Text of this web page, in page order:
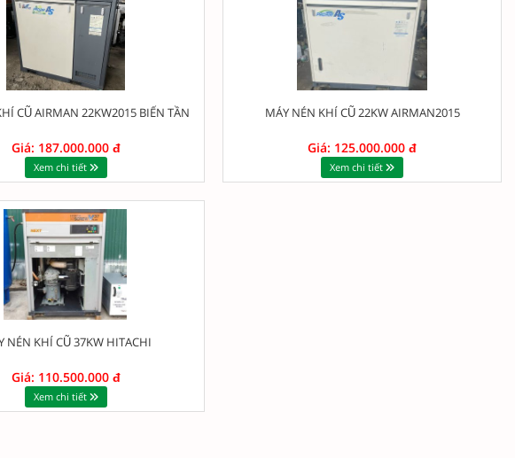
CŨ AIRMAN 22KW2015 BIẾN TẦN
Giá: 187.000.000 đ
Xem chi tiết
MÁY NÉN KHÍ CŨ 22KW AIRMAN2015
Giá: 125.000.000 đ
Xem chi tiết
NÉN KHÍ CŨ 37KW HITACHI
Giá: 110.500.000 đ
Xem chi tiết